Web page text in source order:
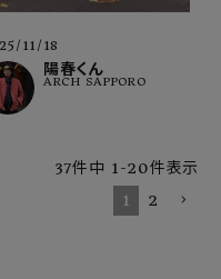
11/18
陽春くん
ARCH SAPPORO
37件中 1-20件表示
1
2